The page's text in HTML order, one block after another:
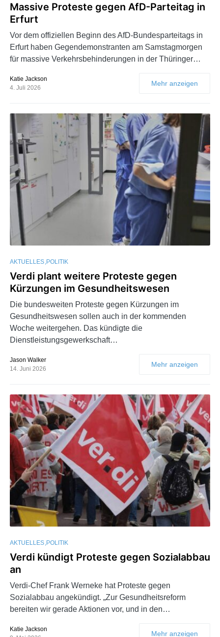
Massive Proteste gegen AfD-Parteitag in
Erfurt
Vor dem offiziellen Beginn des AfD-Bundesparteitags in
Erfurt haben Gegendemonstranten am Samstagmorgen
für massive Verkehrsbehinderungen in der Thüringer…
Katie Jackson
4. Juli 2026
Mehr anzeigen
AKTUELLES POLITIK
Verdi plant weitere Proteste gegen
Kürzungen im Gesundheitswesen
Die bundesweiten Proteste gegen Kürzungen im
Gesundheitswesen sollen auch in der kommenden
Woche weitergehen. Das kündigte die
Dienstleistungsgewerkschaft…
Jason Walker
14. Juni 2026
Mehr anzeigen
AKTUELLES POLITIK
Verdi kündigt Proteste gegen Sozialabbau
an
Verdi-Chef Frank Werneke hat Proteste gegen
Sozialabbau angekündigt. „Zur Gesundheitsreform
bereiten wir gerade Aktionen vor, und in den…
Katie Jackson
Mehr anzeigen